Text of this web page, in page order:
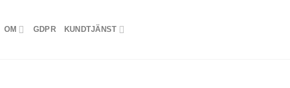
OM GDPR KUNDTJÄNST